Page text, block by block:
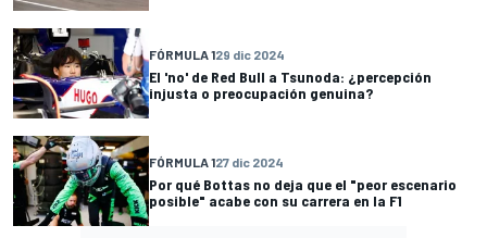
FÓRMULA 129 dic 2024
El 'no' de Red Bull a Tsunoda: ¿percepción
injusta o preocupación genuina?
FÓRMULA 127 dic 2024
Por qué Bottas no deja que el "peor escenario
posible" acabe con su carrera en la F1